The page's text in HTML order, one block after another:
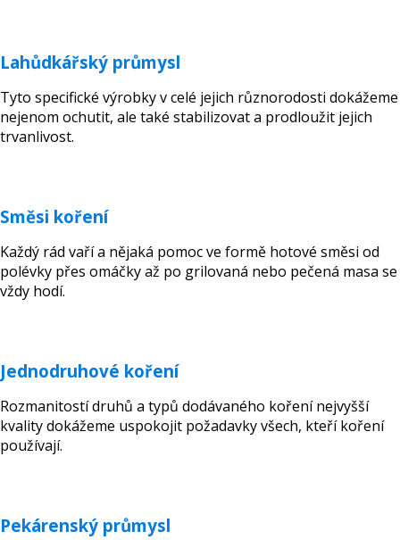
Lahůdkářský průmysl
Tyto specifické výrobky v celé jejich různorodosti dokážeme
nejenom ochutit, ale také stabilizovat a prodloužit jejich
trvanlivost.
Směsi koření
Každý rád vaří a nějaká pomoc ve formě hotové směsi od
polévky přes omáčky až po grilovaná nebo pečená masa se
vždy hodí.
Jednodruhové koření
Rozmanitostí druhů a typů dodávaného koření nejvyšší
kvality dokážeme uspokojit požadavky všech, kteří koření
používají.
Pekárenský průmysl